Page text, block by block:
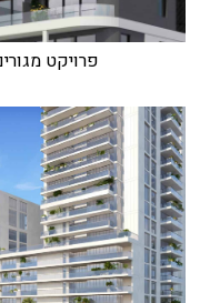
פרויקט